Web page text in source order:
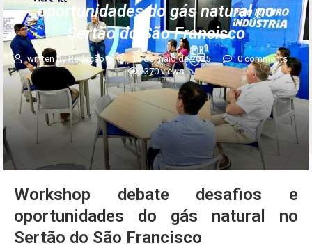
oportunidades do gás natural no
Sertão do São Francisco
written byRedação 15 de maio de 2025
0 comments
370views
Workshop debate desafios e
oportunidades do gás natural no
Sertão do São Francisco